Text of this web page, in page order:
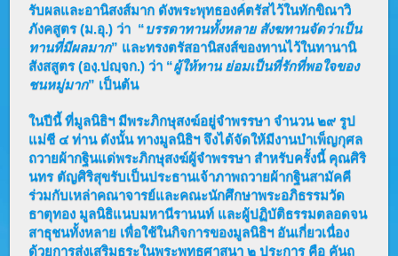
รับผลและอานิสงส์มาก ดังพระพุทธองค์ตรัสไว้ในทักขิณาวิ
ภังคสูตร (ม.อุ.) ว่า “บรรดาทานทั้งหลาย สังฆทานจัดว่าเป็น
ทานที่มีผลมาก” และทรงตรัสอานิสงส์ของทานไว้ในทานานิ
สังสสูตร (องฺ.ปญฺจก.) ว่า “ผู้ให้ทาน ย่อมเป็นที่รักที่พอใจของ
ชนหมู่มาก” เป็นต้น
ในปีนี้ ที่มูลนิธิฯ มีพระภิกษุสงฆ์อยู่จำพรรษา จำนวน ๒๙ รูป
แม่ชี ๔ ท่าน ดังนั้น ทางมูลนิธิฯ จึงได้จัดให้มีงานบำเพ็ญกุศล
ถวายผ้ากฐินแด่พระภิกษุสงฆ์ผู้จำพรรษา สำหรับครั้งนี้ คุณศิริ
นทร ตัญศิริสุขรับเป็นประธานเจ้าภาพถวายผ้ากฐินสามัคคี
ร่วมกับเหล่าคณาจารย์และคณะนักศึกษาพระอภิธรรมวัด
ธาตุทอง มูลนิธิแนบมหานีรานนท์ และผู้ปฏิบัติธรรมตลอดจน
สาธุชนทั้งหลาย เพื่อใช้ในกิจการของมูลนิธิฯ อันเกี่ยวเนื่อง
ด้วยการส่งเสริมธุระในพระพุทธศาสนา ๒ ประการ คือ คันถ